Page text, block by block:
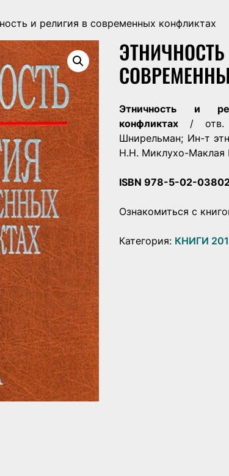
и религия в современных конфликтах
Этничность и
конфликтах / отв.
Шнирельман; Ин-т
Н.Н. Миклухо-Маклая
ISBN 978-5-02-
Ознакомиться с
Категория: КНИГИ